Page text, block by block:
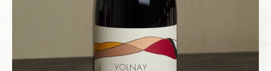
Итальянские вина
Французские вина
Испанские вина
Граппа
Саке